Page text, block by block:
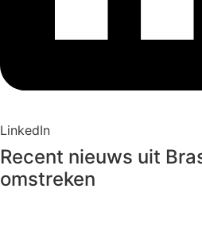
LinkedIn
Recent nieuws uit
omstreken